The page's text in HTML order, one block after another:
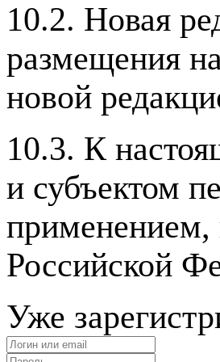
10.2. Новая
размещения
новой
10.3. К
и субъектом
применением,
Российской
Уже